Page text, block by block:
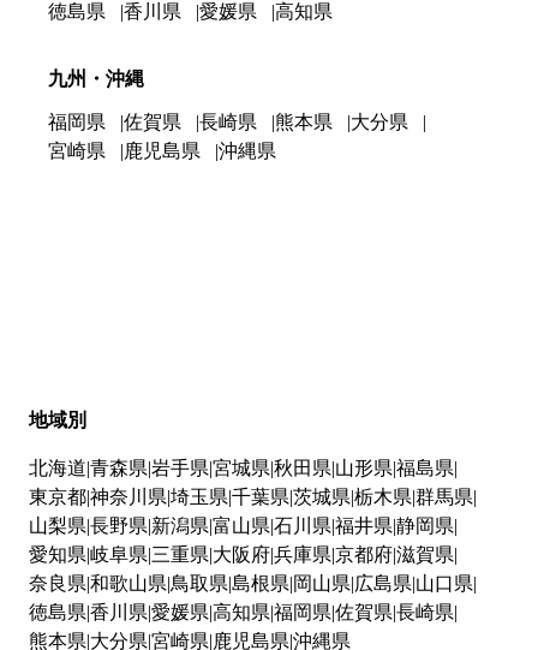
徳島県
香川県 愛媛県 高知県
九州・沖縄
福岡県 佐賀県 長崎県 熊本県
大分県
宮崎県
鹿児島県 沖縄県
地域別
北海道 青森県 岩手県 宮城県 秋田県 山形県 福島県
東京都神奈川県 埼玉県 千葉県 茨城県 栃木県 群馬県
山梨県 長野県 新潟県 富山県 石川県 福井県 静岡県
愛知県 岐阜県 三重県 大阪府兵庫県 京都府滋賀県
奈良県 和歌山県 鳥取県 島根県 岡山県 広島県 山口県
徳島県 香川県 愛媛県 高知県 福岡県 佐賀県 長崎県
熊本県 大分県 宮崎県 鹿児島県 沖縄県